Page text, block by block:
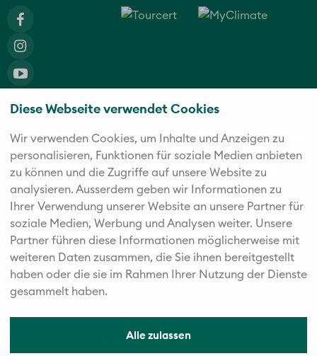
Diese Webseite verwendet Cookies
Wir verwenden Cookies, um Inhalte und Anzeigen zu
personalisieren, Funktionen für soziale Medien anbieten
zu können und die Zugriffe auf unsere Website zu
analysieren. Außerdem geben wir Informationen zu
Ihrer Verwendung unserer Website an unsere Partner für
soziale Medien, Werbung und Analysen weiter. Unsere
Partner führen diese Informationen möglicherweise mit
weiteren Daten zusammen, die Sie ihnen bereitgestellt
haben oder die sie im Rahmen Ihrer Nutzung der Dienste
gesammelt haben.
Alle zulassen
Die fünf starken Marken der Twerenbold Reisen Gruppe